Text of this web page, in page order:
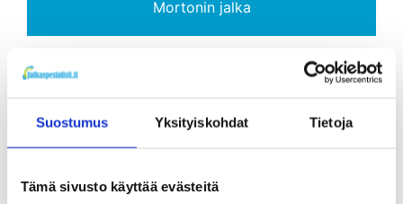
Suostumus Yksityiskohdat Tietoja
Tämä sivusto käyttää evästeitä
Mortonin jalka
Polven nivelrikko